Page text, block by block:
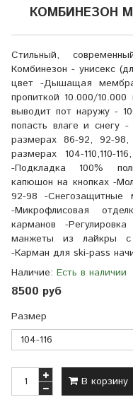
КОМБИНЕЗОН
Стильный,
Комбинезон - унисекс
цвет -Дышащая
пропиткой 10.000/
выводит пот наружу -
попасть влаге и снегу
размерах 86-92, 92-
размерах 104-110,110-
-Подкладка 100%
капюшон на кнопках -
92-98 -Снегозащитные
-Микрофлисовая
карманов -
манжеты из лайкры с
-Карман для ski-pass
Наличие: Есть в наличии
8500 руб
Размер
В корзину